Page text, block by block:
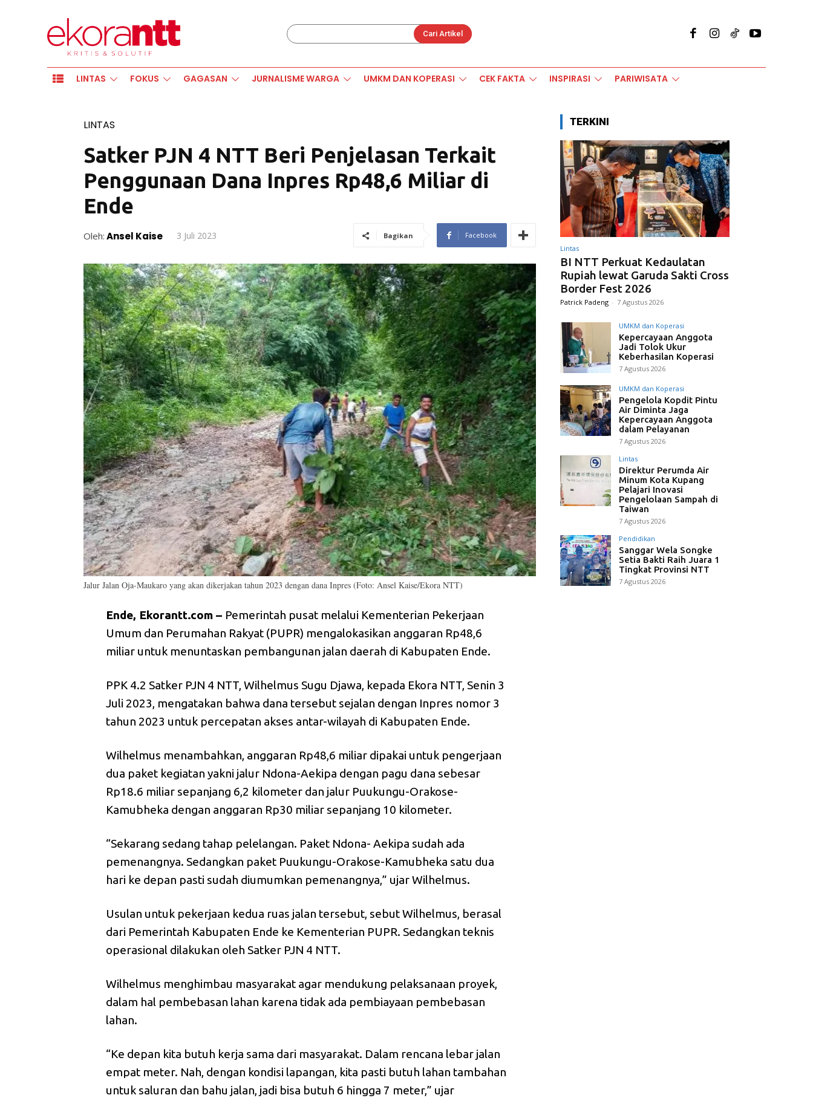
Cari Artikel
LINTAS FOKUS GAGASAN JURNALISME WARGA UMKM DAN KOPERASI CEK FAKTA INSPIRASI PARIWISATA
LINTAS
Satker PJN 4 NTT Beri Penjelasan Terkait
Penggunaan Dana Inpres Rp48,6 Miliar di
Ende
Oleh: Ansel Kaise 3 Juli 2023 Bagikan Facebook
Jalur Jalan Oja-Maukaro yang akan dikerjakan tahun 2023 dengan dana Inpres (Foto: Ansel Kaise/Ekora NTT)
Ende, Ekorantt.com – Pemerintah pusat melalui Kementerian Pekerjaan
Umum dan Perumahan Rakyat (PUPR) mengalokasikan anggaran Rp48,6
miliar untuk menuntaskan pembangunan jalan daerah di Kabupaten Ende.
PPK 4.2 Satker PJN 4 NTT, Wilhelmus Sugu Djawa, kepada Ekora NTT, Senin 3
Juli 2023, mengatakan bahwa dana tersebut sejalan dengan Inpres nomor 3
tahun 2023 untuk percepatan akses antar-wilayah di Kabupaten Ende.
Wilhelmus menambahkan, anggaran Rp48,6 miliar dipakai untuk pengerjaan
dua paket kegiatan yakni jalur Ndona-Aekipa dengan pagu dana sebesar
Rp18.6 miliar sepanjang 6,2 kilometer dan jalur Puukungu-Orakose-
Kamubheka dengan anggaran Rp30 miliar sepanjang 10 kilometer.
“Sekarang sedang tahap pelelangan. Paket Ndona- Aekipa sudah ada
pemenangnya. Sedangkan paket Puukungu-Orakose-Kamubheka satu dua
hari ke depan pasti sudah diumumkan pemenangnya,” ujar Wilhelmus.
Usulan untuk pekerjaan kedua ruas jalan tersebut, sebut Wilhelmus, berasal
dari Pemerintah Kabupaten Ende ke Kementerian PUPR. Sedangkan teknis
operasional dilakukan oleh Satker PJN 4 NTT.
Wilhelmus menghimbau masyarakat agar mendukung pelaksanaan proyek,
dalam hal pembebasan lahan karena tidak ada pembiayaan pembebasan
lahan.
“Ke depan kita butuh kerja sama dari masyarakat. Dalam rencana lebar jalan
empat meter. Nah, dengan kondisi lapangan, kita pasti butuh lahan tambahan
untuk saluran dan bahu jalan, jadi bisa butuh 6 hingga 7 meter,” ujar
TERKINI
Lintas
BI NTT Perkuat Kedaulatan
Rupiah lewat Garuda Sakti Cross
Border Fest 2026
Patrick Padeng - 7 Agustus 2026
UMKM dan Koperasi
Kepercayaan Anggota
Jadi Tolok Ukur
Keberhasilan Koperasi
7 Agustus 2026
UMKM dan Koperasi
Pengelola Kopdit Pintu
Air Diminta Jaga
Kepercayaan Anggota
dalam Pelayanan
7 Agustus 2026
Lintas
Direktur Perumda Air
Minum Kota Kupang
Pelajari Inovasi
Pengelolaan Sampah di
Taiwan
7 Agustus 2026
Pendidikan
Sanggar Wela Songke
Setia Bakti Raih Juara 1
Tingkat Provinsi NTT
7 Agustus 2026